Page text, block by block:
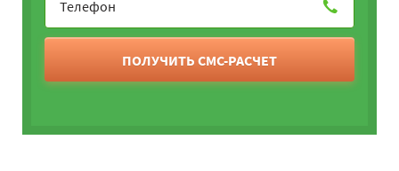
ПОЛУЧИТЬ СМС-РАСЧЕТ